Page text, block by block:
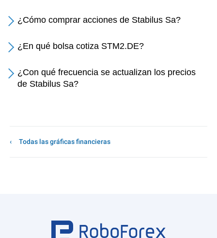
¿Cómo comprar acciones de Stabilus Sa?
¿En qué bolsa cotiza STM2.DE?
¿Con qué frecuencia se actualizan los precios
de Stabilus Sa?
Todas las gráficas financieras